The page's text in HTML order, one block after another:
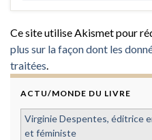
Ce site utilise Akismet pour
plus sur la façon dont les
traitées.
ACTU/MONDE DU LIVRE
Virginie Despentes, éditrice
et féministe